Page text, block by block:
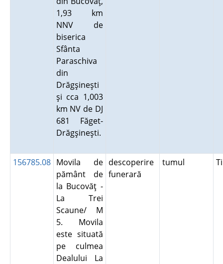
1,93 km
NNV de
biserica
Sfânta
Paraschiva
din
Drăgşineşti
şi cca 1,003
km NV de DJ
681 Făget-
Drăgşineşti.
156785.08 Movila de
pământ de
la Bucovăţ -
La Trei
Scaune/ M
5. Movila
este situată
pe culmea
Dealului La
descoperire
funerară
tumul